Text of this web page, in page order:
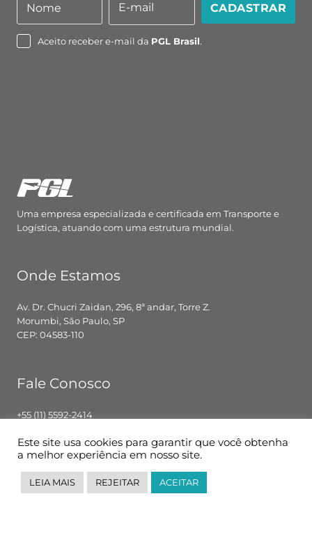
Nome
Nome
mail
E-mail CADASTRAR
Aceito receber e-mail da PGL Brasil.
Uma empresa especializada e certificada em Transporte e
Logística, atuando com uma estrutura mundial.
Onde Estamos
Av. Dr. Chucri Zaidan, 296, 8ª andar, Torre Z.
Morumbi, São Paulo, SP
CEP: 04583-110
Fale Conosco
+55 (11) 5592-2414
Segunda – Sexta: 8h00 – 18h00
Siga-nos
Este site usa cookies para garantir que você obtenha
a melhor experiência em nosso site.
LEIA MAIS REJEITAR ACEITAR